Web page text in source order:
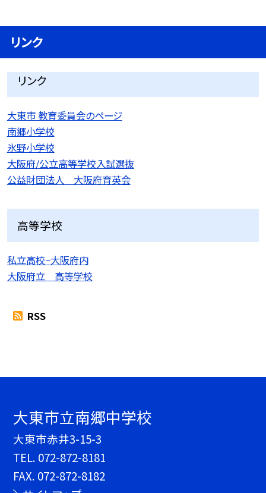
リンク
リンク
大東市 教育委員会のページ
南郷小学校
氷野小学校
大阪府/公立高等学校入試選抜
公益財団法人 大阪府育英会
高等学校
私立高校−大阪府内
大阪府立 高等学校
RSS
大東市立南郷中学校
大東市赤井3-15-3
TEL. 072-872-8181
FAX. 072-872-8182